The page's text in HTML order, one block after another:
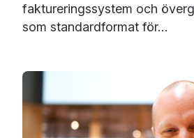
faktureringssystem och
som standardformat för...